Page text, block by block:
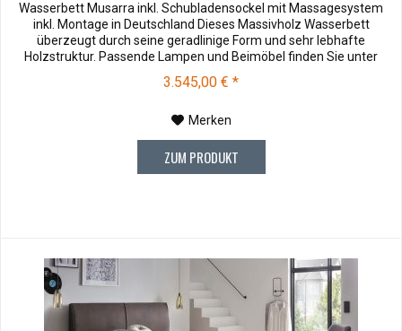
Wasserbett Musarra inkl. Schubladensockel mit Massagesystem
inkl. Montage in Deutschland Dieses Massivholz Wasserbett
überzeugt durch seine geradlinige Form und sehr lebhafte
Holzstruktur. Passende Lampen und Beimöbel finden Sie unter
Zubehör . Muster können vor dem Kauf für € 10,00 zu Ihnen
versendet werden. Bei Rücksendung werden Ihnen die 10,00 €
3.545,00 € *
Merken
ZUM PRODUKT